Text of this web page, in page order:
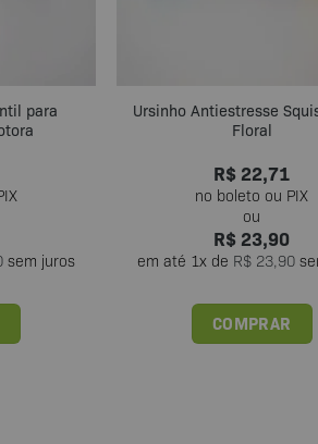
para
sem juros
Ursinho Antiestresse
Floral
R$ 22,71
R$ 23,90
em até 1x de R$23,90
COMPRAR